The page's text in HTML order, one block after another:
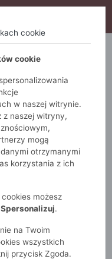
(KOD: S15)
Płaszcze
Parki
cookie
cookie
w naszej witrynie.
z naszej witryny,
mogą
otrzymanymi
korzystania z ich
możesz
Spersonalizuj.
na Twoim
wszystkich
przycisk Zgoda.